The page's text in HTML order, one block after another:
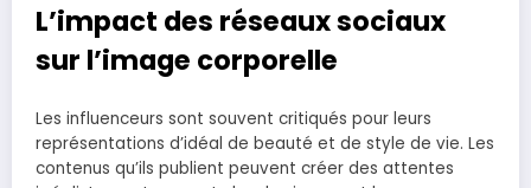
L’impact des réseaux sociaux
sur l’image corporelle
Les influenceurs sont souvent critiqués pour leurs
représentations d’idéal de beauté et de style de vie. Les
contenus qu’ils publient peuvent créer des attentes